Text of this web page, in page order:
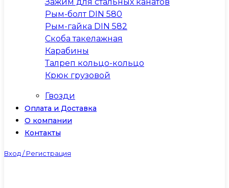
Рым-болт DIN 580
Рым-гайка DIN 582
Скоба такелажная
Карабины
Талреп кольцо-кольцо
Крюк грузовой
Гвозди
Оплата и Доставка
О компании
Контакты
Вход / Регистрация